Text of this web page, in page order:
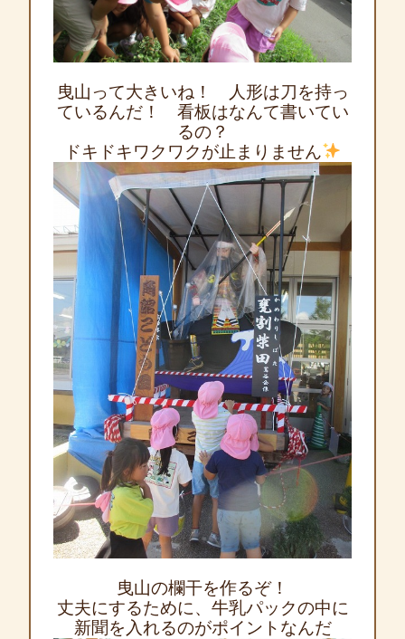
曳山って大きいね！ 人形は刀を持っ
ているんだ！ 看板はなんて書いてい
るの？
ドキドキワクワクが止まりません
曳山の欄干を作るぞ！
丈夫にするために、牛乳パックの中に
新聞を入れるのがポイントなんだ